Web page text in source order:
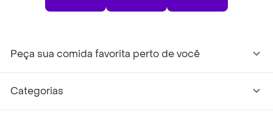
Peça sua comida favorita perto de você
Categorias